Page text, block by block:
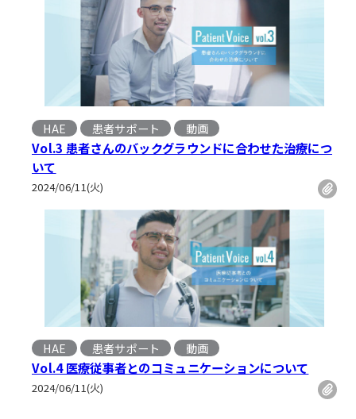
HAE 患者サポート
, 動画
Vol.3 患者さんのバックグラウンドに合わせた治療につ
いて
2024/06/11(火)
HAE 患者サポート
, 動画
Vol.4 医療従事者とのコミュニケーションについて
2024/06/11(火)